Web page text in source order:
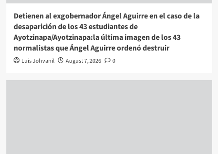
Detienen al exgobernador Ángel Aguirre en el caso de la
desaparición de los 43 estudiantes de
Ayotzinapa/Ayotzinapa:la última imagen de los 43
normalistas que Ángel Aguirre ordenó destruir
Luis Johvanil August 7, 2026 0